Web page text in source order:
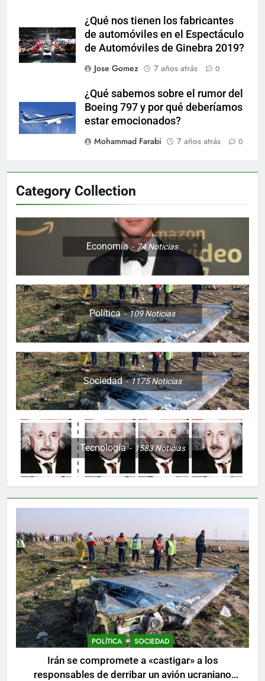
¿Qué nos tienen los fabricantes
de automóviles en el Espectáculo
de Automóviles de Ginebra 2019?
Jose Gomez
7 años atrás 0
¿Qué sabemos sobre el rumor del
Boeing 797 y por qué deberíamos
estar emocionados?
Mohammad Farabi
7 años atrás 0
Category Collection
Economía 74Noticias
Política 109Noticias
Sociedad 1175Noticias
Tecnología 1583Noticias
POLÍTICA SOCIEDAD
Irán se compromete a «castigar» a los
responsables de derribar un avión ucraniano